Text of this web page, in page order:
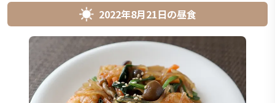
2022年8月21日の昼食